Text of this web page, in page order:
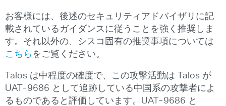
お客様には、後述のセキュリティアドバイザリに記
載されているガイダンスに従うことを強く推奨しま
す。それ以外の、シスコ固有の推奨事項については
こちら をご覧ください。
Talos は中程度の確度で、この攻撃活動は Talos が
UAT-9686 として追跡している中国系の攻撃者によ
るものであると評価しています。UAT-9686 と